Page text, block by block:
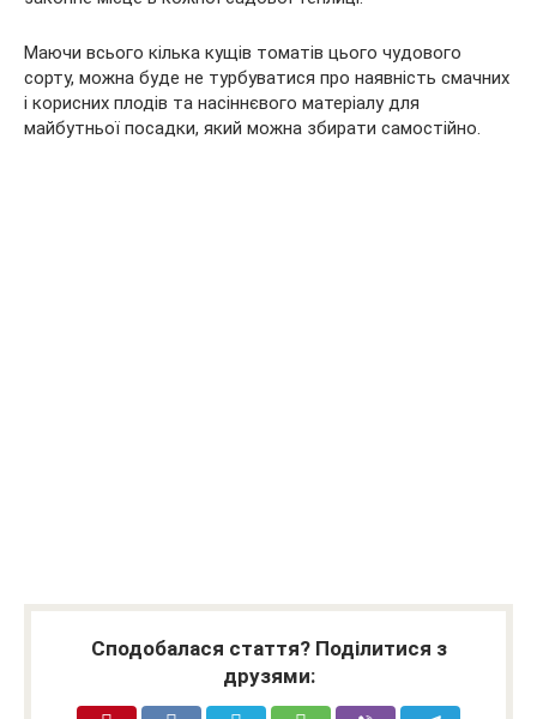
Маючи всього кілька кущів томатів цього чудового
сорту, можна буде не турбуватися про наявність смачних
і корисних плодів та насіннєвого матеріалу для
майбутньої посадки, який можна збирати самостійно.
Сподобалася стаття? Поділитися з
друзями: